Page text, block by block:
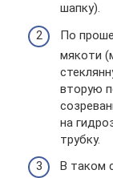
шапку).
По
мякоти
вторую
на
трубку.
В таком